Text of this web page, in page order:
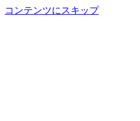
コンテンツにスキップ